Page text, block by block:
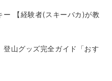
ー 【経験者(スキーバカ)が教
登山グッズ完全ガイド「おす